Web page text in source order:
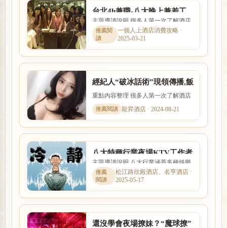
台北4h兼職-八大晚上兼差工
作免喝酒日領現領
主題導讀說明 很多人第一次了解酒店
工作時，最在意的就是收入怎麼計
算、是否可以日領現領，以及...
一個人上酒店消費攻略 ·
2025-03-21
經紀人“破冰話術”現領傳播,飯
局舒壓,摸摸茶理k讓你和客人
“熟”起來
重點內容整理 很多人第一次了解酒店
工作時，最在意的就是收入怎麼計
算、是否可以日領現領，以及...
龍昇酒店 · 2024-08-21
八大特種行業夜場KTV工作者
說話的八個技巧，助你水漲船
高
主題導讀說明 八大行業涵蓋多種娛樂
服務與工作型態，實際內容、收入模
式與風險程度差異很大。本...
松江路欣殿酒店、名亨酒店 ·
2025-05-17
還沒學會夜場撩妹？“魔球撩”